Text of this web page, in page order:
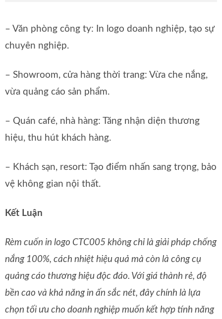
– Văn phòng công ty: In logo doanh nghiệp, tạo sự
chuyên nghiệp.
– Showroom, cửa hàng thời trang: Vừa che nắng,
vừa quảng cáo sản phẩm.
– Quán café, nhà hàng: Tăng nhận diện thương
hiệu, thu hút khách hàng.
– Khách sạn, resort: Tạo điểm nhấn sang trọng, bảo
vệ không gian nội thất.
Kết Luận
Rèm cuốn in logo CTC005 không chỉ là giải pháp chống
nắng 100%, cách nhiệt hiệu quả mà còn là công cụ
quảng cáo thương hiệu độc đáo. Với giá thành rẻ, độ
bền cao và khả năng in ấn sắc nét, đây chính là lựa
chọn tối ưu cho doanh nghiệp muốn kết hợp tính năng